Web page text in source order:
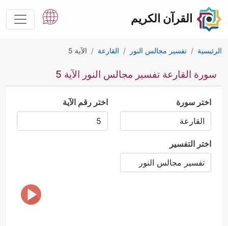
القرآن الكريم
الرئيسية تفسير مجالس النور القارعة الآية 5
سورة القارعة تفسير مجالس النور الآية 5
اختر سورة اختر رقم الآية
اختر التفسير